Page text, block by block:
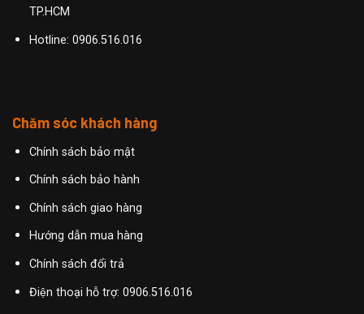
TP.HCM
Hotline: 0906.516.016
Chăm sóc khách hàng
Chính sách bảo mật
Chính sách bảo hành
Chính sách giao hàng
Hướng dẫn mua hàng
Chính sách đổi trả
Điện thoại hỗ trợ: 0906.516.016